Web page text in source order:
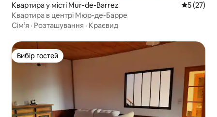
Квартира у місті Mur-de-Barrez Середня
5 (27)
Квартира в центрі Мюр-де-Барре
Сім’я · Розташування · Краєвид
Вибір гостей
Вибір гостей